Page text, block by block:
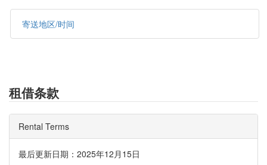
寄送地区/时间
租借条款
Rental Terms
最后更新日期：2025年12月15日